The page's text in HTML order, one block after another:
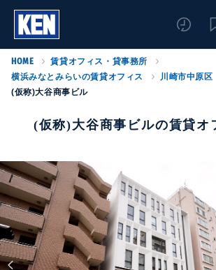
HOME
賃貸オフィス・貸事務所
横浜みなとみらいの賃貸オフィス
川崎市中原区
(仮称)大谷商事ビル
(仮称)大谷商事ビルの賃貸オ